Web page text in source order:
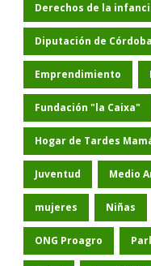
Derechos de la
Diputación de Córdoba
Emprendimiento
Fundación "la Caixa"
Hogar de Tardes
Juventud Medio
mujeres Niñas
ONG Proagro